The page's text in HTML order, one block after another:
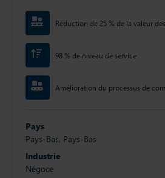
Réduction de 25 % de la valeur
98 % de niveau de service
Amélioration du processus de
Pays
Pays-Bas, Pays-Bas
Industrie
Négoce